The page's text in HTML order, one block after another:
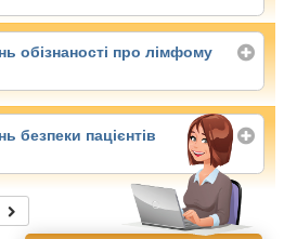
обізнаності про лімфому
безпеки пацієнтів